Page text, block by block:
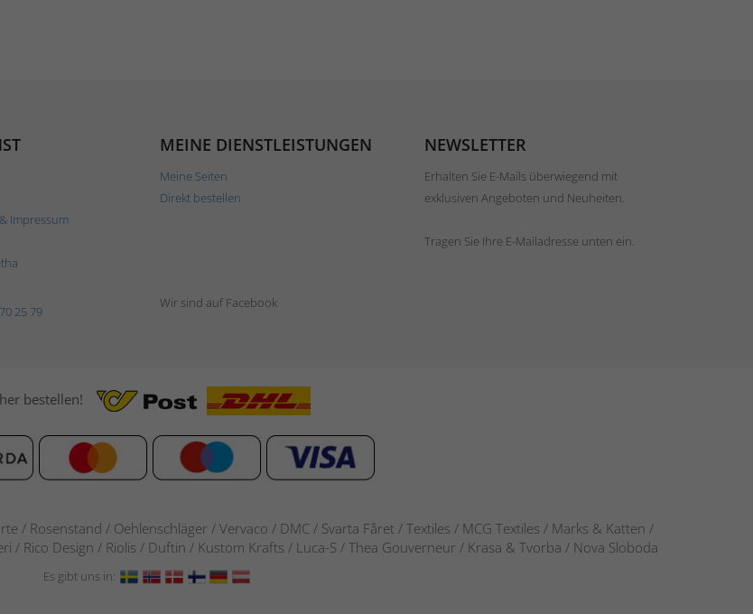
Impressum
MEINE DIENSTLEISTUNGEN
Meine Seiten
Direkt bestellen
NEWSLETTER
Erhalten Sie E-Mails überwiegend mit
exklusiven Angeboten und Neuheiten.
Tragen Sie Ihre E-Mailadresse unten ein.
25 79
Wir sind auf Facebook
bestellen!
/ Rosenstand / Oehlenschläger / Vervaco / DMC / Svarta Fåret / Textiles / MCG Textiles / Marks & Katten /
/ Rico Design / Riolis / Duftin / Kustom Krafts / Luca-S / Thea Gouverneur / Krasa & Tvorba / Nova Sloboda
Es gibt uns in: